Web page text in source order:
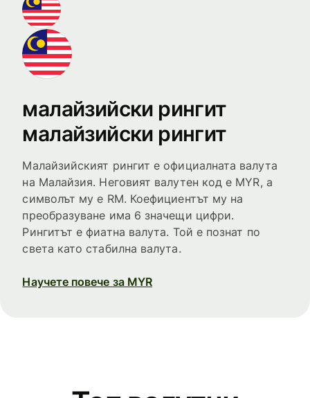
малайзийски рингит
малайзийски рингит
Малайзийският рингит е официалната валута
на Малайзия. Неговият валутен код е MYR, а
символът му е RM. Коефициентът му на
преобразуване има 6 значещи цифри.
Рингитът е фиатна валута. Той е познат по
света като стабилна валута.
Научете повече за MYR